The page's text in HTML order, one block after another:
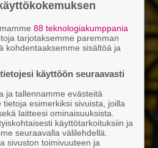
88 teknologiakumppania
tarjotaksemme paremman
kohdentaaksemme sisältöä ja
käyttöön seuraavasti
ja tallennamme evästeitä
esimerkiksi sivuista, joilla
laitteesi ominaisuuksista.
käyttötarkoituksiin ja
seuraavalla välilehdellä.
sivuston toimivuuteen ja